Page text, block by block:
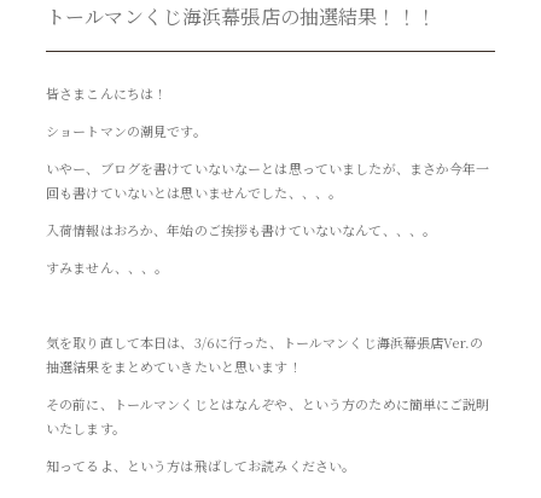
トールマンくじ海浜幕張店の抽選結果！！！
皆さまこんにちは！
ショートマンの潮見です。
いやー、ブログを書けていないなーとは思っていましたが、まさか今年一
回も書けていないとは思いませんでした、、、。
入荷情報はおろか、年始のご挨拶も書けていないなんて、、、。
すみません、、、。
気を取り直して本日は、3/6に行った、トールマンくじ海浜幕張店Ver.の
抽選結果をまとめていきたいと思います！
その前に、トールマンくじとはなんぞや、という方のために簡単にご説明
いたします。
知ってるよ、という方は飛ばしてお読みください。